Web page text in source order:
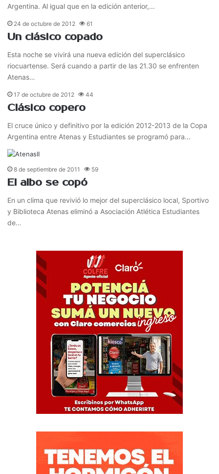
Argentina. Al igual que en la edición anterior,…
24 de octubre de 2012 61
Un clásico copado
Esta noche se vivirá una nueva edición del superclásico
riocuartense. Será cuando a partir de las 21.30 se enfrenten
Atenas…
17 de octubre de 2012 44
Clásico copero
El cruce único y definitivo por la edición 2012-2013 de la Copa
Argentina entre Atenas y Estudiantes se programó para…
8 de septiembre de 2011 59
El albo se copó
En un clima que revivió lo mejor del superclásico local, Sportivo
y Biblioteca Atenas eliminó a Asociación Atlética Estudiantes
de…